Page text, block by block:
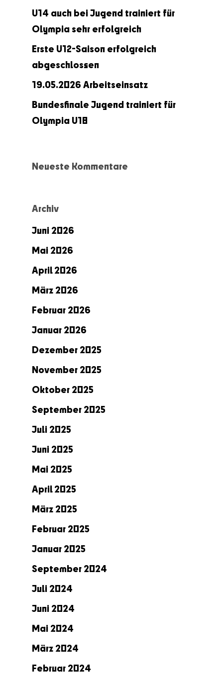
U14 auch bei Jugend trainiert für
Olympia sehr erfolgreich
Erste U12-Saison erfolgreich
abgeschlossen
19.05.2026 Arbeitseinsatz
Bundesfinale Jugend trainiert für
Olympia U18
Neueste Kommentare
Archiv
Juni 2026
Mai 2026
April 2026
März 2026
Februar 2026
Januar 2026
Dezember 2025
November 2025
Oktober 2025
September 2025
Juli 2025
Juni 2025
Mai 2025
April 2025
März 2025
Februar 2025
Januar 2025
September 2024
Juli 2024
Juni 2024
Mai 2024
März 2024
Februar 2024